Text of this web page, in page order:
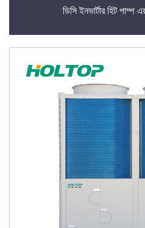
ডিসি ইনভার্টার হিট পাম্প